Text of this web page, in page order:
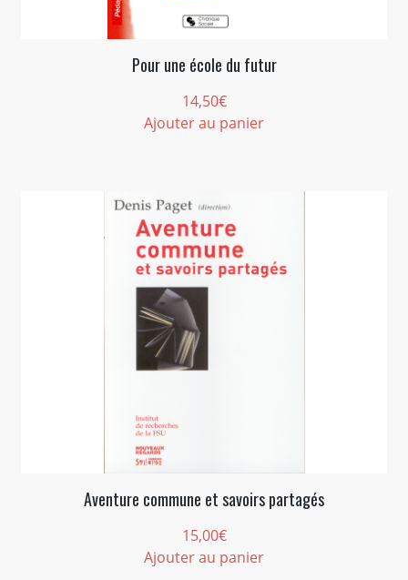
Pour une école du futur
14,50€
Ajouter au panier
Aventure commune et savoirs partagés
15,00€
Ajouter au panier